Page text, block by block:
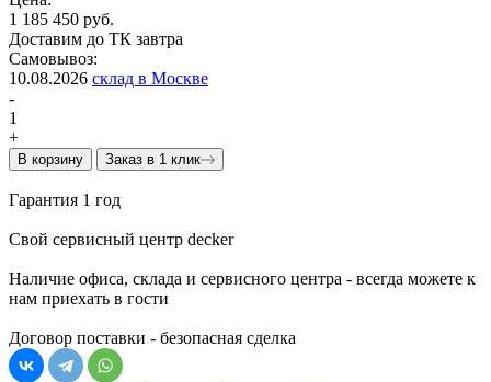
1 185 450 руб.
Доставим до ТК завтра
Самовывоз:
10.08.2026 склад в Москве
-
1
+
В корзину Заказ в 1 клик
Гарантия 1 год
Свой сервисный центр decker
Наличие офиса, склада и сервисного центра - всегда можете к
нам приехать в гости
Договор поставки - безопасная сделка